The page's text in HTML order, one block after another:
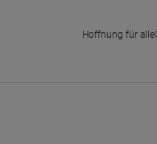
Hoffnung für